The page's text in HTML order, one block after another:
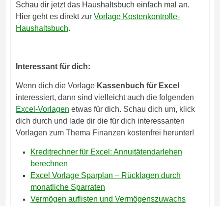
Schau dir jetzt das Haushaltsbuch einfach mal an.
Hier geht es direkt zur Vorlage Kostenkontrolle-
Haushaltsbuch.
Interessant für dich:
Wenn dich die Vorlage Kassenbuch für Excel
interessiert, dann sind vielleicht auch die folgenden
Excel-Vorlagen etwas für dich. Schau dich um, klick
dich durch und lade dir die für dich interessanten
Vorlagen zum Thema Finanzen kostenfrei herunter!
Kreditrechner für Excel: Annuitätendarlehen
berechnen
Excel Vorlage Sparplan – Rücklagen durch
monatliche Sparraten
Vermögen auflisten und Vermögenszuwachs